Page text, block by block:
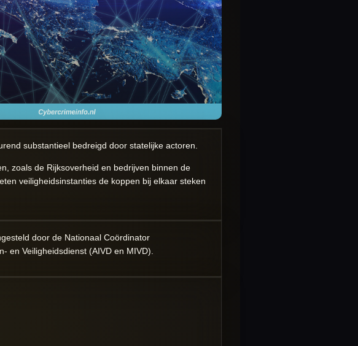
substantieel bedreigd door statelijke actoren.
zoals de Rijksoverheid en bedrijven binnen de
veiligheidsinstanties de koppen bij elkaar steken
door de Nationaal Coördinator
en Veiligheidsdienst (AIVD en MIVD).